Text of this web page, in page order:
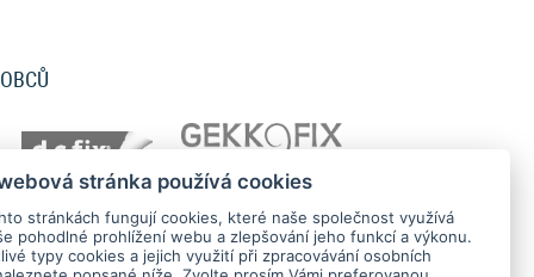
stránka používá cookies
stránkách fungují cookies, které naše společnost využívá
pohodlné prohlížení webu a zlepšování jeho funkcí a výkonu.
typy cookies a jejich využití při zpracovávání osobních